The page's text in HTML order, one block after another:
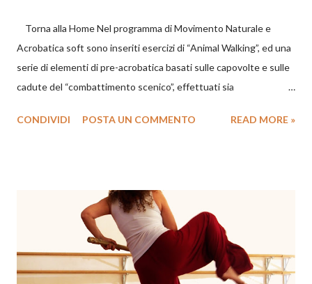
Torna alla Home Nel programma di Movimento Naturale e
Acrobatica soft sono inseriti esercizi di “Animal Walking”, ed una
serie di elementi di pre-acrobatica basati sulle capovolte e sulle
cadute del “combattimento scenico”, effettuati sia
indietro (rotolamento del corpo sul terreno sul piano sagittale a
della tigre”); 4. Capovolta indietro alla verticale con spinta
delle braccia; 5. Caduta con rotolata in avanti (nel Karate e
nel Judo mae mawari ukemi ); 6. Caduta con rotolata
all’indietro (nel Karate e nel...
CONDIVIDI POSTA UN COMMENTO READ MORE »